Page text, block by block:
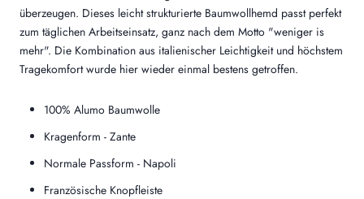
überzeugen. Dieses leicht strukturierte Baumwollhemd passt perfekt
zum täglichen Arbeitseinsatz, ganz nach dem Motto "weniger is
mehr". Die Kombination aus italienischer Leichtigkeit und höchstem
Tragekomfort wurde hier wieder einmal bestens getroffen.
100% Alumo Baumwolle
Kragenform - Zante
Normale Passform - Napoli
Französische Knopfleiste